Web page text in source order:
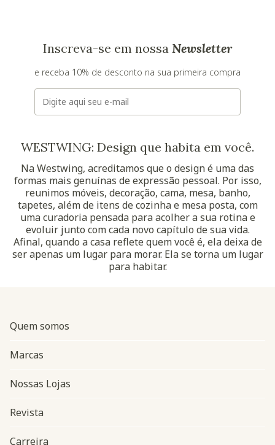
Inscreva-se em nossa Newsletter
e receba 10% de desconto na sua primeira compra
E-mail
WESTWING: Design que habita em você.
Na Westwing, acreditamos que o design é uma das
formas mais genuínas de expressão pessoal. Por isso,
reunimos móveis, decoração, cama, mesa, banho,
tapetes, além de itens de cozinha e mesa posta, com
uma curadoria pensada para acolher a sua rotina e
evoluir junto com cada novo capítulo de sua vida.
Afinal, quando a casa reflete quem você é, ela deixa de
ser apenas um lugar para morar. Ela se torna um lugar
para habitar.
Quem somos
Marcas
Nossas Lojas
Revista
Carreira